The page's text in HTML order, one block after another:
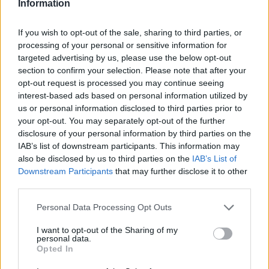
Information
If you wish to opt-out of the sale, sharing to third parties, or
processing of your personal or sensitive information for
targeted advertising by us, please use the below opt-out
section to confirm your selection. Please note that after your
opt-out request is processed you may continue seeing
interest-based ads based on personal information utilized by
us or personal information disclosed to third parties prior to
your opt-out. You may separately opt-out of the further
disclosure of your personal information by third parties on the
IAB’s list of downstream participants. This information may
also be disclosed by us to third parties on the IAB’s List of
Downstream Participants that may further disclose it to other
Please note that this website/app uses one or more Google
not limited to your visit or usage behaviour. You may click to
grant or deny consent to Google and its third-party tags to
use your data for below specified purposes in below Google
Personal Data Processing Opt Outs
I want to opt-out of the Sharing of my
personal data.
Opted In
bo z akcijo Otroci Triglava v Planici med njimi tudi
več kot 4.000 ljubiteljev smučarskih skokov.